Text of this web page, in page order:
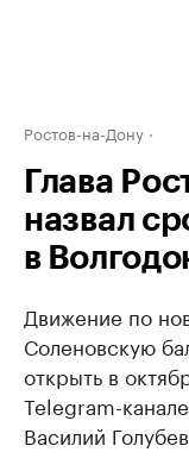
Ростов-на-Дону
Глава
назвал
в
Движение по
Соленовскую
открыть в
Telegram-
Василий Голубев.